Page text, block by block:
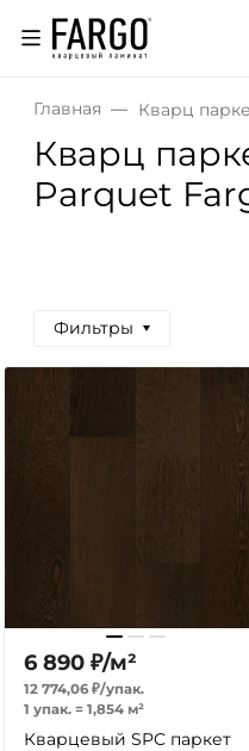
Главная Кварц
Кварц
Parquet
Фильтры
6 890 ₽/м²
12 774,06 ₽/упак.
1 упак. = 1,854 м²
Кварцевый SPC паркет